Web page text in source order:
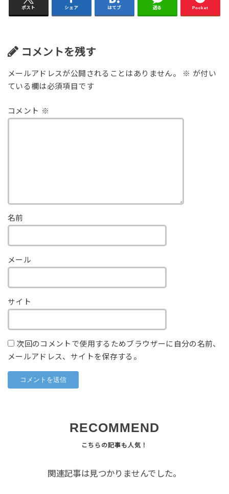
ポスト シェア はてブ 送る Pocket
コメントを残す
メールアドレスが公開されることはありません。 ※ が付い
ている欄は必須項目です
コメント ※
名前
メール
サイト
次回のコメントで使用するためブラウザーに自分の名前、
メールアドレス、サイトを保存する。
RECOMMEND
関連記事は見つかりませんでした。